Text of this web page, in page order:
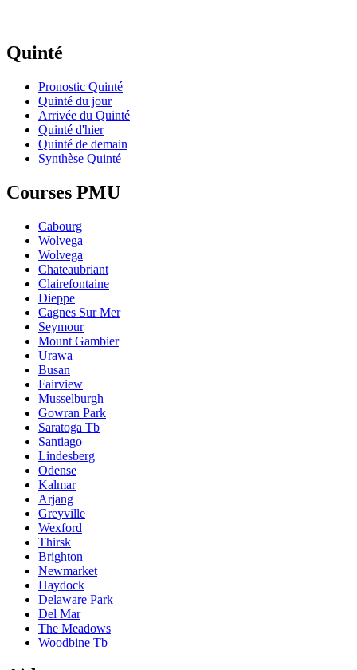
Quinté
Pronostic Quinté
Quinté du jour
Arrivée du Quinté
Quinté d'hier
Quinté de demain
Synthèse Quinté
Courses PMU
Cabourg
Wolvega
Wolvega
Chateaubriant
Clairefontaine
Dieppe
Cagnes Sur Mer
Seymour
Mount Gambier
Urawa
Busan
Fairview
Musselburgh
Gowran Park
Saratoga Tb
Santiago
Lindesberg
Odense
Kalmar
Arjang
Greyville
Wexford
Thirsk
Brighton
Newmarket
Haydock
Delaware Park
Del Mar
The Meadows
Woodbine Tb